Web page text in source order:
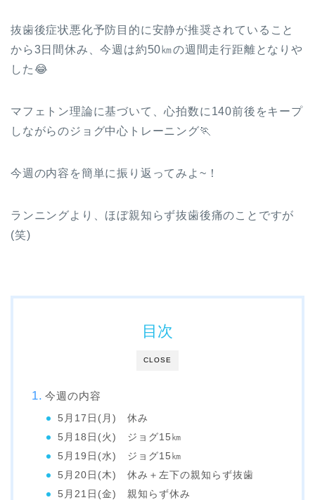
抜歯後症状悪化予防目的に安静が推奨されていること
から3日間休み、今週は約50㎞の週間走行距離となりや
した😂
マフェトン理論に基づいて、心拍数に140前後をキープ
しながらのジョグ中心トレーニング🏃
今週の内容を簡単に振り返ってみよ~！
ランニングより、ほぼ親知らず抜歯後痛のことですが
(笑)
CLOSE
目次
今週の内容
5月17日(月) 休み
5月18日(火) ジョグ15㎞
5月19日(水) ジョグ15㎞
5月20日(木) 休み＋左下の親知らず抜歯
5月21日(金) 親知らず休み